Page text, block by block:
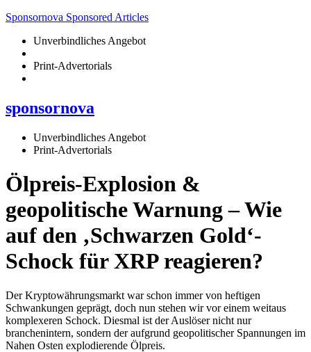
Sponsornova Sponsored Articles
Unverbindliches Angebot
Print-Advertorials
sponsornova
Unverbindliches Angebot
Print-Advertorials
Ölpreis-Explosion &
geopolitische Warnung – Wie
auf den ‚Schwarzen Gold‘-
Schock für XRP reagieren?
Der Kryptowährungsmarkt war schon immer von heftigen
Schwankungen geprägt, doch nun stehen wir vor einem weitaus
komplexeren Schock. Diesmal ist der Auslöser nicht nur
branchenintern, sondern der aufgrund geopolitischer Spannungen im
Nahen Osten explodierende Ölpreis.